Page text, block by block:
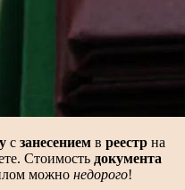
с занесением в реестр на
Стоимость документа
можно недорого!